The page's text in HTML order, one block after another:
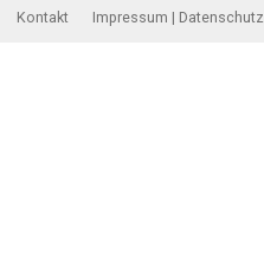
Kontakt Impressum | Datenschutz